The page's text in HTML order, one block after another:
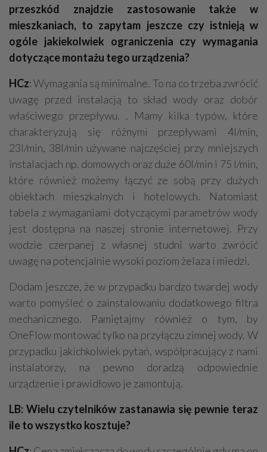
przeszkód znajdzie zastosowanie także w
mieszkaniach, to zapytam jeszcze czy istnieją w
ogóle jakiekolwiek ograniczenia czy wymagania
dotyczące montażu tego urządzenia?
HCz: Wymagania są minimalne. To na co trzeba zwrócić
uwagę przed instalacją to skład wody oraz dobór
właściwego przepływu. . Mamy kilka typów, które
charakteryzują się różnymi przepływami 4l/min,
23l/min, 38l/min używane najczęściej przy mniejszych
instalacjach np. domowych oraz duże 60l/min i 75 l/min,
które również możemy łączyć ze sobą przy dużych
obiektach mieszkalnych i hotelowych. Natomiast
tabela z wymaganiami dotyczącymi parametrów wody
jest dostępna na naszej stronie internetowej. Przy
wodzie czerpanej z własnej studni warto zwrócić
uwagę na potencjalnie wysoki poziom żelaza i miedzi.
Dodam jeszcze, że w przypadku bardzo twardej wody
warto pomyśleć o zainstalowaniu dodatkowego filtra
mechanicznego. Pamiętajmy również o tym, by
OneFlow montować tylko na przyłączu zimnej wody. W
przypadku jakichkolwiek pytań, współpracujący z nami
instalatorzy, na pewno doradzą odpowiednie
urządzenie i prawidłowo je zamontują.
LB: Wielu czytelników zastanawia się pewnie teraz
ile to wszystko kosztuje?